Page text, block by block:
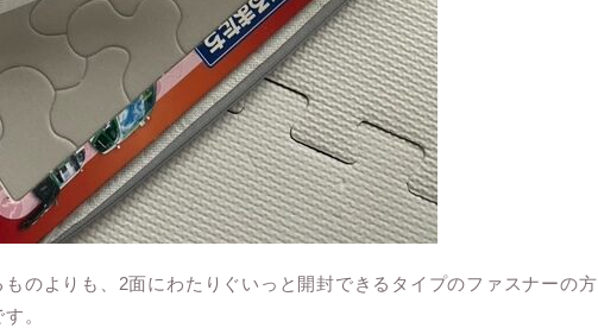
ものよりも、2面にわたりぐいっと開封できるタイプのファスナーの方
。